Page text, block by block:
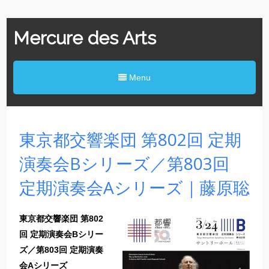
Mercure des Arts
Menu
東京都交響楽団 第802回 定期
演奏会Bシリーズ／第803回
定期演奏会Aシリーズ｜藤原聡
東京都交響楽団 第802
回 定期演奏会Bシリー
ズ／第803回 定期演奏
会Aシリーズ